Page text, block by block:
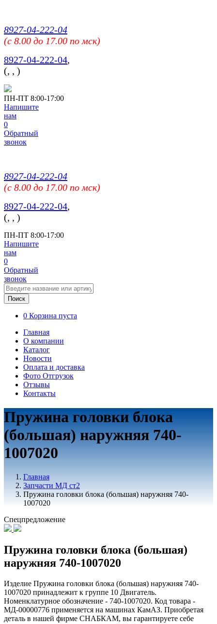
8927-04-222-04
(c 8.00 до 17.00 по мск)
8927-04-222-04,
(, , )
ПН-ПТ 8:00-17:00
Напишите
нам
0
Обратный
звонок
8927-04-222-04
(c 8.00 до 17.00 по мск)
8927-04-222-04,
(, , )
ПН-ПТ 8:00-17:00
Напишите
нам
0
Обратный
звонок
Поиск
0 Корзина пуста
Главная
О компании
Каталог
Новости
Оплата и доставка
Фото Отгрузок
Отзывы
Контакты
Пружина головки блока
(большая) наружняя 740-
1007020
Главная
Запчасти МД ст2
Пружина головки блока (большая) наружняя 740-
1007020
Спецпредложение
Пружина головки блока (большая)
наружняя 740-1007020
Изделие Пружина головки блока (большая) наружняя 740-
1007020 принадлежит к группе 10 Двигатель.
Номенклатурное обозначение - 740-1007020. Код товара -
МД-00000776 применяется на машинах КамАЗ. Приобретая
деталь в нашей фирме СНАБКАМ, вы гарантируете себе